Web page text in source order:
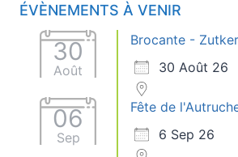
ÉVÈNEMENTS À VENIR
30
Août
Brocante -
30 Août 26
06
Sep
Fête de
6 Sep 26